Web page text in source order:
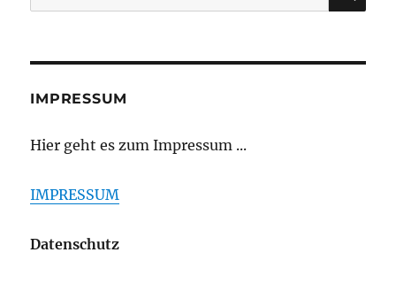
nach:
IMPRESSUM
Hier geht es zum Impressum ...
IMPRESSUM
Datenschutz